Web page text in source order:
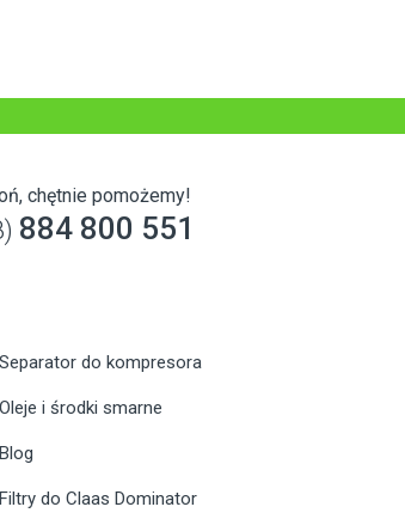
chętnie pomożemy!
884 800 551
Separator do kompresora
Oleje i środki smarne
Blog
Filtry do Claas Dominator